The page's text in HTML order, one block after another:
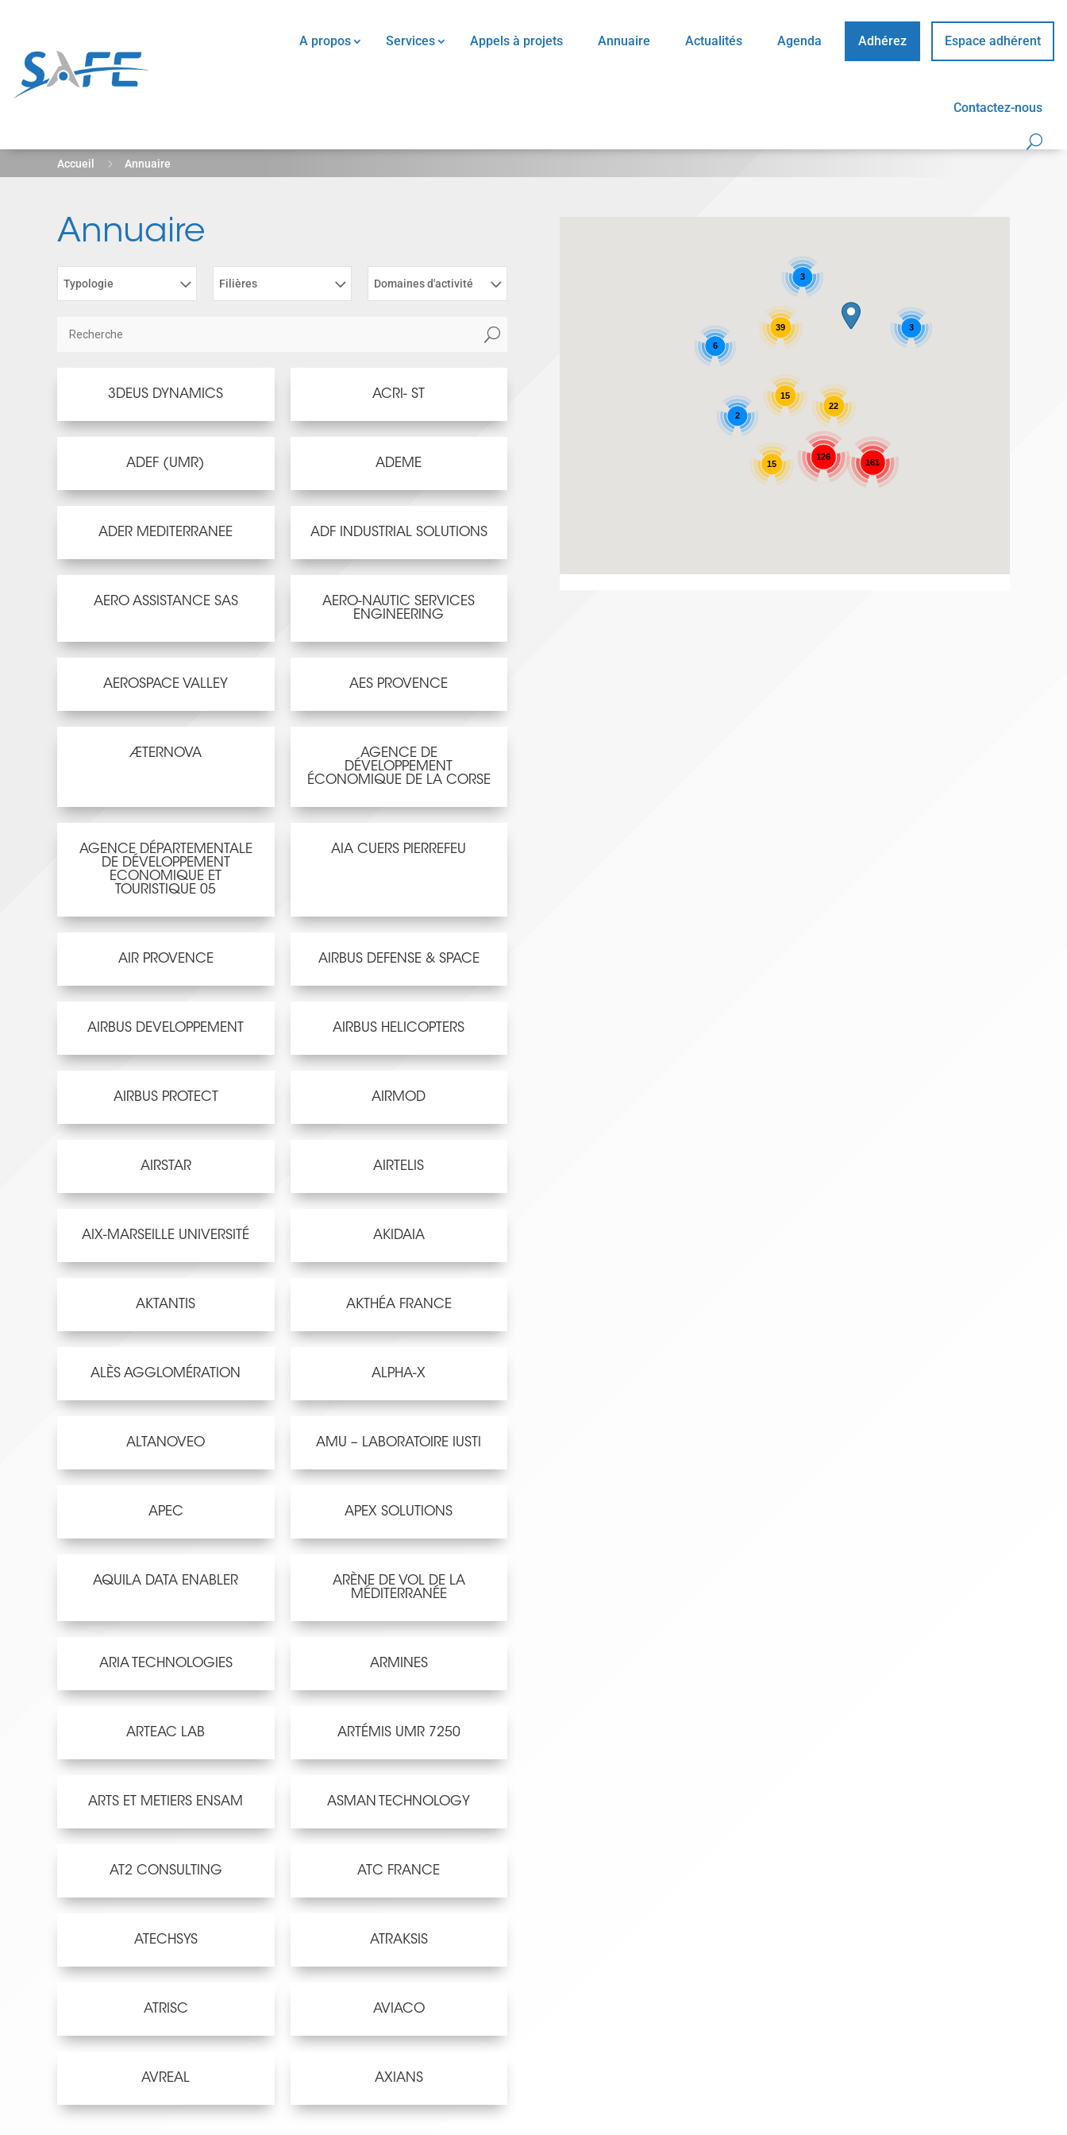
A propos Services Appels à projets Annuaire Actualités Agenda Adhérez Espace adhérent
Contactez-nous
Accueil 5 Annuaire
Annuaire
Typologie Filières Domaines d'activité
U
3DEUS DYNAMICS ACRI- ST
ADEF (UMR) ADEME
ADER MEDITERRANEE ADF INDUSTRIAL SOLUTIONS
AERO ASSISTANCE SAS
AERO-NAUTIC SERVICES
ENGINEERING
AEROSPACE VALLEY AES PROVENCE
ÆTERNOVA
AGENCE DE
DÉVELOPPEMENT
ÉCONOMIQUE DE LA CORSE
AGENCE DÉPARTEMENTALE
DE DÉVELOPPEMENT
ECONOMIQUE ET
TOURISTIQUE 05
AIA CUERS PIERREFEU
AIR PROVENCE AIRBUS DEFENSE & SPACE
AIRBUS DEVELOPPEMENT AIRBUS HELICOPTERS
AIRBUS PROTECT AIRMOD
AIRSTAR AIRTELIS
AIX-MARSEILLE UNIVERSITÉ AKIDAIA
AKTANTIS AKTHÉA FRANCE
ALÈS AGGLOMÉRATION ALPHA-X
ALTANOVEO AMU – LABORATOIRE IUSTI
APEC APEX SOLUTIONS
AQUILA DATA ENABLER
ARÈNE DE VOL DE LA
MÉDITERRANÉE
ARIA TECHNOLOGIES ARMINES
ARTEAC LAB ARTÉMIS UMR 7250
ARTS ET METIERS ENSAM ASMAN TECHNOLOGY
AT2 CONSULTING ATC FRANCE
ATECHSYS ATRAKSIS
ATRISC AVIACO
AVREAL AXIANS
updated.
15
22
161
15
39
2
6
126
3
3